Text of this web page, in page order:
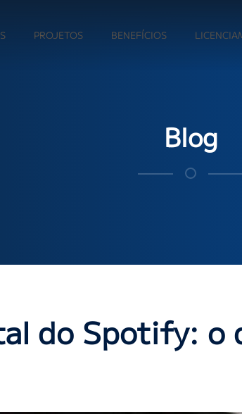
PROJETOS BENEFÍCIOS
Blog
do Spotify: o